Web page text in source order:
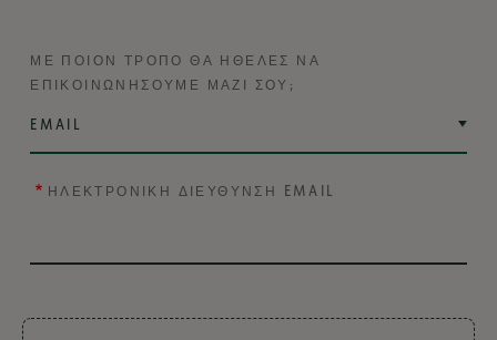
ΜΕ ΠΟΙΟΝ ΤΡΌΠΟ ΘΑ ΉΘΕΛΕΣ ΝΑ
ΕΠΙΚΟΙΝΩΝΉΣΟΥΜΕ ΜΑΖΊ ΣΟΥ;
ΗΛΕΚΤΡΟΝΙΚΗ ΔΙΕΥΘΥΝΣΗ EMAIL